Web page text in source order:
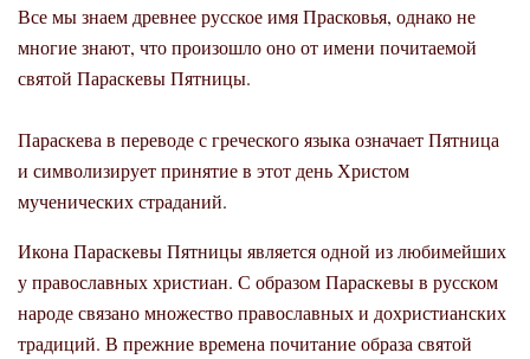
Все мы знаем древнее русское имя Прасковья, однако не
многие знают, что произошло оно от имени почитаемой
святой Параскевы Пятницы.
Параскева в переводе с греческого языка означает Пятница
и символизирует принятие в этот день Христом
мученических страданий.
Икона Параскевы Пятницы является одной из любимейших
у православных христиан. С образом Параскевы в русском
народе связано множество православных и дохристианских
традиций. В прежние времена почитание образа святой